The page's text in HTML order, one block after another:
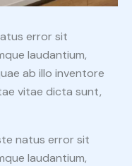
error sit
laudantium,
ab illo inventore
vitae dicta sunt,
natus error sit
laudantium,